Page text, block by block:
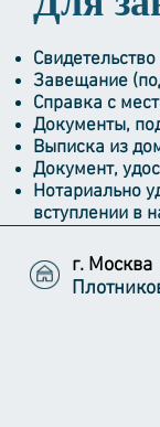
Завещание
Справка с
Документы,
Выписка из
Документ,
Нотариально
вступлении в
г. Москва